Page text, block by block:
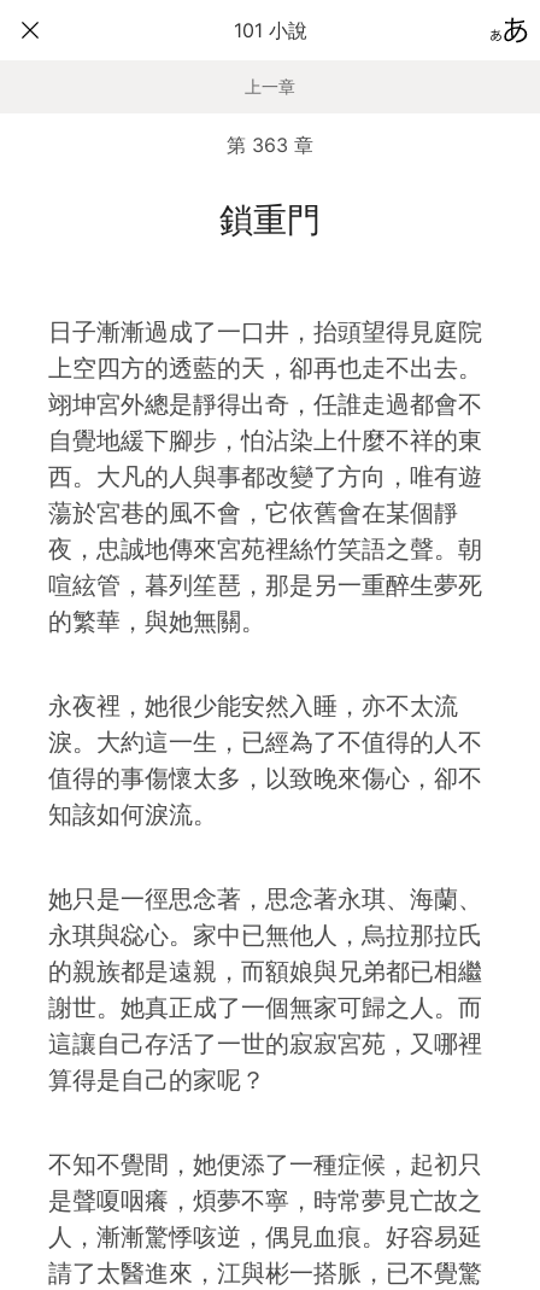
101 小說
上一章
第 363 章
鎖重門
日子漸漸過成了一口井，抬頭望得見庭院
上空四方的透藍的天，卻再也走不出去。
翊坤宮外總是靜得出奇，任誰走過都會不
自覺地緩下腳步，怕沾染上什麼不祥的東
西。大凡的人與事都改變了方向，唯有遊
蕩於宮巷的風不會，它依舊會在某個靜
夜，忠誠地傳來宮苑裡絲竹笑語之聲。朝
喧絃管，暮列笙琶，那是另一重醉生夢死
的繁華，與她無關。
永夜裡，她很少能安然入睡，亦不太流
淚。大約這一生，已經為了不值得的人不
值得的事傷懷太多，以致晚來傷心，卻不
知該如何淚流。
她只是一徑思念著，思念著永琪、海蘭、
永琪與惢心。家中已無他人，烏拉那拉氏
的親族都是遠親，而額娘與兄弟都已相繼
謝世。她真正成了一個無家可歸之人。而
這讓自己存活了一世的寂寂宮苑，又哪裡
算得是自己的家呢？
不知不覺間，她便添了一種症候，起初只
是聲嗄咽癢，煩夢不寧，時常夢見亡故之
人，漸漸驚悸咳逆，偶見血痕。好容易延
請了太醫進來，江與彬一搭脈，已不覺驚